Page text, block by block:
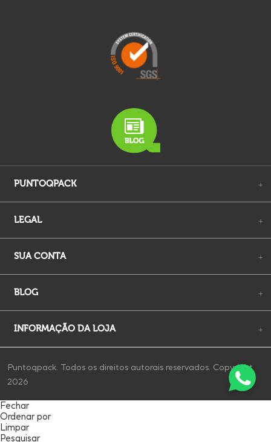
PUNTOQPACK +
LEGAL +
SUA CONTA +
BLOG +
INFORMAÇÃO DA LOJA +
Puntoqpack. Todos os direitos autorais reservados. Copyright
2026
Fechar
Ordenar por
Limpar
Pesquisar